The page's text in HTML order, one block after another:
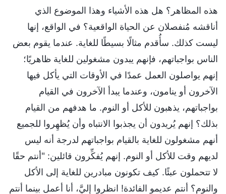
هذه المظاهر؟ هل هذه الأشياء وهذا الموضوع الذي
أناقشه مُنفصلان عن الحياة الواقعية؟ في الواقع، إنها
ليست كذلك. سأُقدم مثالًا بسيطًا للغاية. عندما يقوم بعض
الناس بواجباتهم، فإنهم يبدون مشغولين للغاية ظاهريًا؛
إنهم يواصلون العمل عمدًا في الأوقات التي يأكل فيها
الآخرون أو ينامون، وعندما يبدأ الآخرون في القيام
بواجباتهم، يذهبون للأكل أو النوم. ما هدفهم من القيام
بذلك؟ إنهم يُريدون أن يجذبوا الانتباه وأن يُظهِروا للجميع
أنهم مشغولون للغاية بالقيام بواجباتهم لدرجة أنه ليس
لديهم وقت للأكل أو النوم. إنهم يُفكِّرون قائلين: "أنتم حقًا
لا تتحملون عبئًا. كيف تكونون مبادرين للغاية إلى الأكل
والنوم؟ أنتم عديمو الفائدة! انظروا إليَّ، أنا أعمل بينما أنتم